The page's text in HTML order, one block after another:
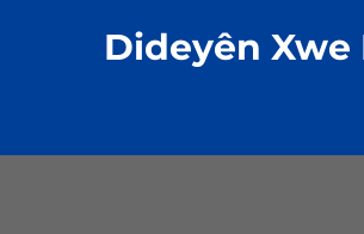
Dideyên Xwe